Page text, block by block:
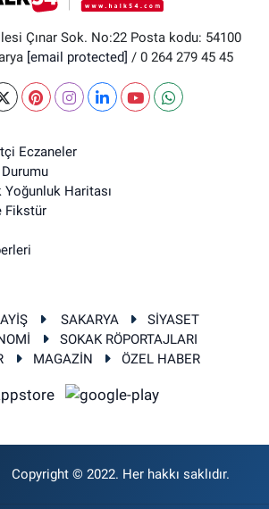
Çınar Sok. No:22 Posta kodu: 54100
[email protected] / 0 264 279 45 45
Eczaneler
Yoğunluk Haritası
Fikstür
SAKARYA
SİYASET
SOKAK RÖPORTAJLARI
MAGAZİN ÖZEL HABER
Copyright © 2022. Her hakkı saklıdır.